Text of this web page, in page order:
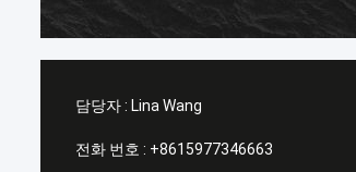
를 단계적으로 시행할 것입니다...
담당자 : Lina Wang
전화 번호 : +8615977346663